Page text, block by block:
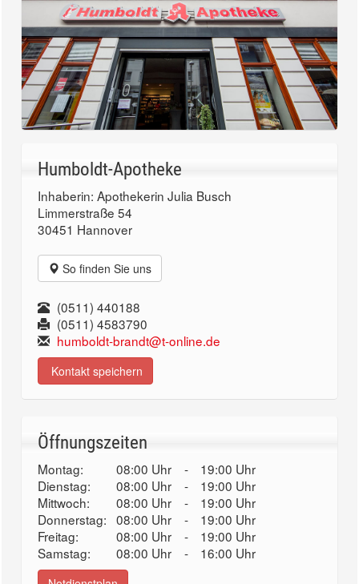
Humboldt-Apotheke
Inhaberin: Apothekerin Julia Busch
Limmerstraße 54
30451 Hannover
So finden Sie uns
(0511) 440188
(0511) 4583790
humboldt-brandt@t-online.de
Kontakt speichern
Öffnungszeiten
Montag: 08:00 Uhr -
19:00 Uhr
Dienstag:
08:00 Uhr -
19:00 Uhr
Mittwoch:
08:00 Uhr -
19:00 Uhr
Donnerstag: 08:00 Uhr -
19:00 Uhr
Freitag:
08:00 Uhr -
19:00 Uhr
Samstag:
08:00 Uhr - 16:00 Uhr